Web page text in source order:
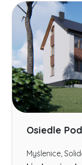
Osiedle
Myślenice